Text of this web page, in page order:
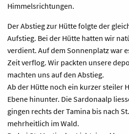
Himmelsrichtungen.
Der Abstieg zur Hütte folgte der
Aufstieg. Bei der Hütte hatten wir
verdient. Auf dem Sonnenplatz war
Zeit verflog. Wir packten unsere
machten uns auf den Abstieg.
Ab der Hütte noch ein kurzer steiler
Ebene hinunter. Die Sardonaalp
gingen rechts der Tamina bis nach
mehrheitlich im Wald.